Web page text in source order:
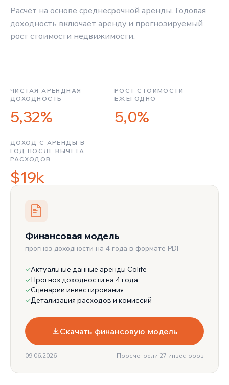
Расчёт на основе среднесрочной аренды. Годовая
доходность включает аренду и прогнозируемый
рост стоимости недвижимости.
ЧИСТАЯ АРЕНДНАЯ
ДОХОДНОСТЬ
5,32%
РОСТ СТОИМОСТИ
ЕЖЕГОДНО
5,0%
ДОХОД С АРЕНДЫ В
ГОД ПОСЛЕ ВЫЧЕТА
РАСХОДОВ
$19k
Финансовая модель
прогноз доходности на 4 года в формате PDF
✓Актуальные данные аренды Colife
✓Прогноз доходности на 4 года
✓Сценарии инвестирования
✓Детализация расходов и комиссий
Скачать финансовую модель
09.06.2026 Просмотрели 27 инвесторов